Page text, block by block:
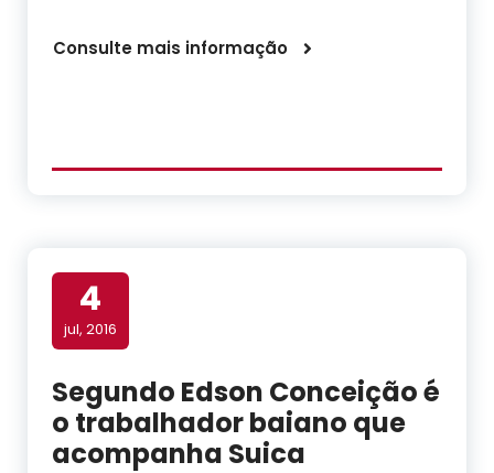
Consulte mais informação
4
jul, 2016
Segundo Edson Conceição é
o trabalhador baiano que
acompanha Suica